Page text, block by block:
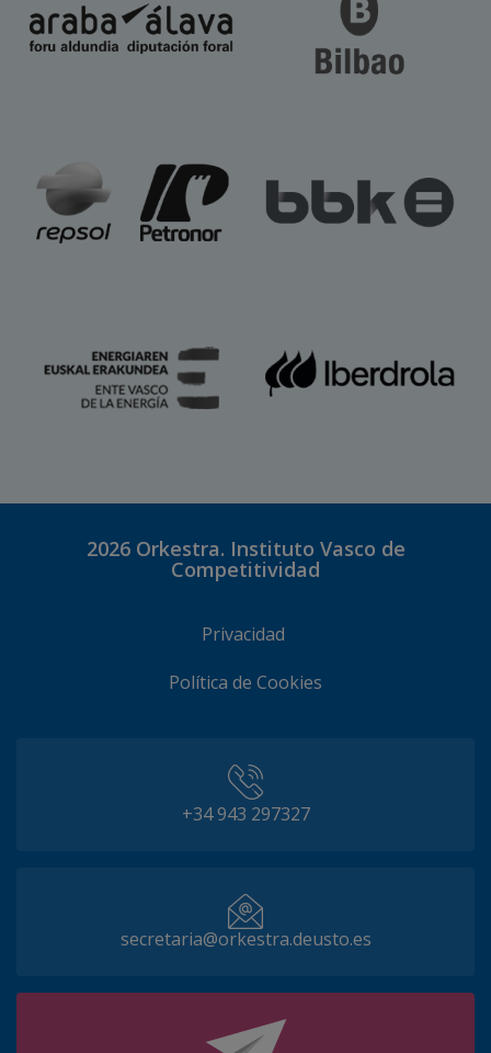
2026 Orkestra. Instituto Vasco de
Competitividad
Privacidad
Política de Cookies
+34 943 297327
secretaria@orkestra.deusto.es